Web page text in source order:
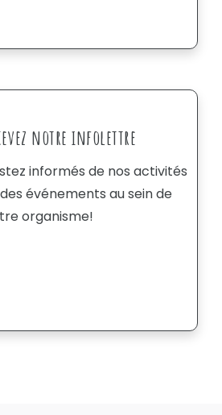
notre infolettre
informés de nos activités
événements au sein de
organisme!